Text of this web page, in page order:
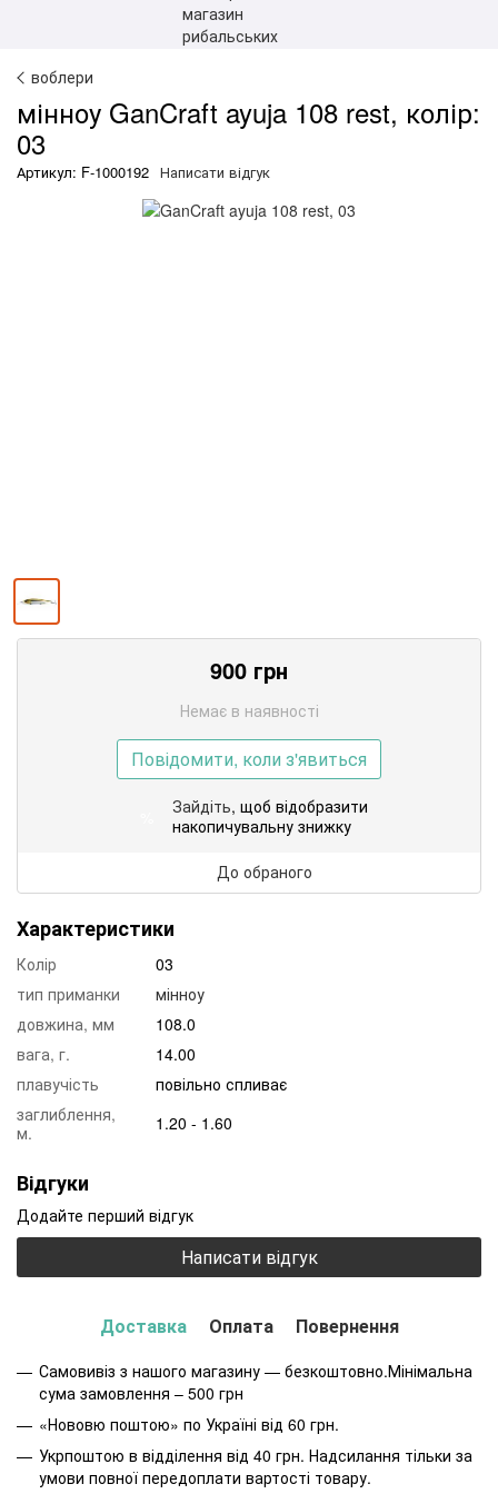
воблери
мінноу GanCraft ayuja 108 rest, колір:
03
Артикул: F-1000192 Написати відгук
900 грн
Немає в наявності
Повідомити, коли з'явиться
Зайдіть, щоб відобразити
накопичувальну знижку
До обраного
Характеристики
Колір
03
тип приманки
мінноу
довжина, мм
108.0
вага, г.
14.00
плавучість
повільно спливає
заглиблення,
м.
1.20 - 1.60
Відгуки
Додайте перший відгук
Написати відгук
Доставка Оплата Повернення
Самовивіз з нашого магазину — безкоштовно.Мінімальна
сума замовлення – 500 грн
«Нововю поштою» по Україні від 60 грн.
Укрпоштою в відділення від 40 грн. Надсилання тільки за
умови повної передоплати вартості товару.